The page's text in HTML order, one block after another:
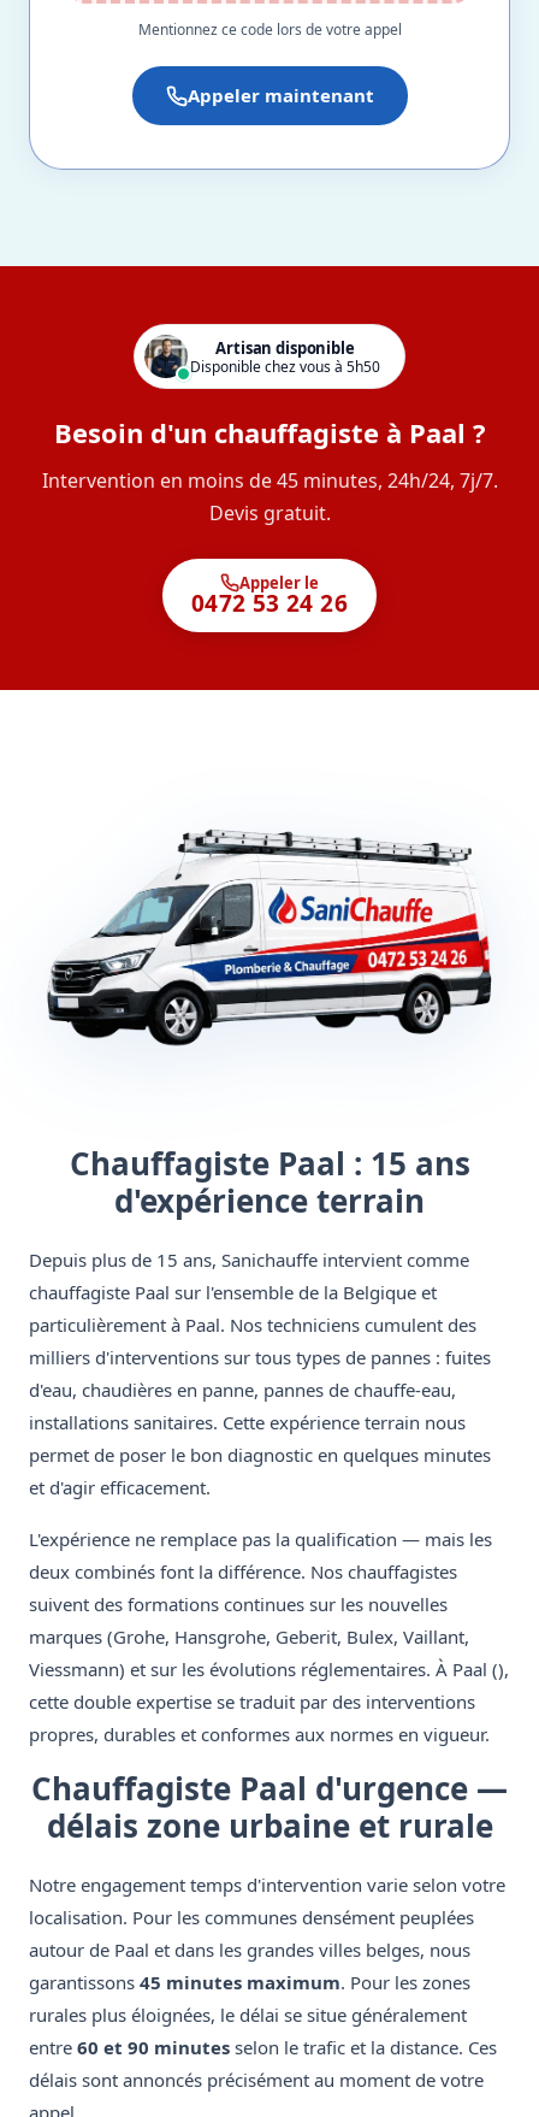
Mentionnez ce code lors de votre appel
Appeler maintenant
Artisan disponible
Disponible chez vous à 5h50
Besoin d'un chauffagiste à Paal ?
Intervention en moins de 45 minutes, 24h/24, 7j/7.
Devis gratuit.
Appeler le
0472 53 24 26
Chauffagiste Paal : 15 ans
d'expérience terrain
Depuis plus de 15 ans, Sanichauffe intervient comme
chauffagiste Paal sur l'ensemble de la Belgique et
particulièrement à Paal. Nos techniciens cumulent des
milliers d'interventions sur tous types de pannes : fuites
d'eau, chaudières en panne, pannes de chauffe-eau,
installations sanitaires. Cette expérience terrain nous
permet de poser le bon diagnostic en quelques minutes
et d'agir efficacement.
L'expérience ne remplace pas la qualification — mais les
deux combinés font la différence. Nos chauffagistes
suivent des formations continues sur les nouvelles
marques (Grohe, Hansgrohe, Geberit, Bulex, Vaillant,
Viessmann) et sur les évolutions réglementaires. À Paal (),
cette double expertise se traduit par des interventions
propres, durables et conformes aux normes en vigueur.
Chauffagiste Paal d'urgence —
délais zone urbaine et rurale
Notre engagement temps d'intervention varie selon votre
localisation. Pour les communes densément peuplées
autour de Paal et dans les grandes villes belges, nous
garantissons 45 minutes maximum. Pour les zones
rurales plus éloignées, le délai se situe généralement
entre 60 et 90 minutes selon le trafic et la distance. Ces
délais sont annoncés précisément au moment de votre